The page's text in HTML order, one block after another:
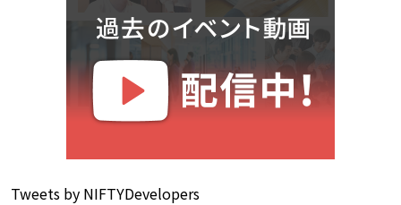
Tweets by NIFTYDevelopers